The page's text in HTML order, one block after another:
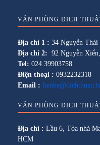
VĂN PHÒNG DỊCH
Địa chỉ 1 : 34 Nguyễn
Địa chỉ 2: 92 Nguyễn
Tel: 024.39903758
Điện thoại : 0932232318
Email :
VĂN PHÒNG DỊCH
Địa chỉ : Lầu 6, Tòa nhà
HCM